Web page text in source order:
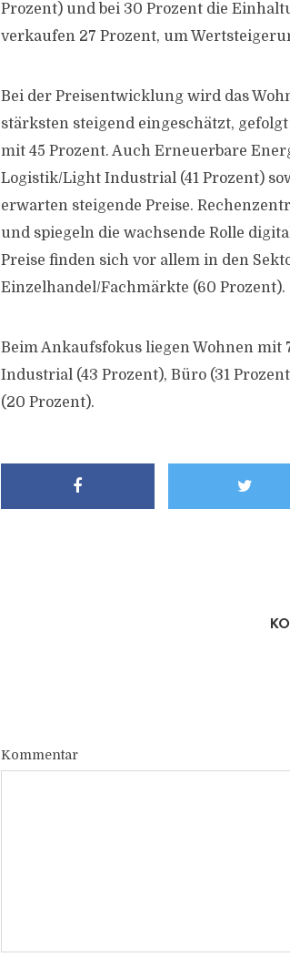
Prozent) und bei 30 Prozent die
verkaufen 27 Prozent, um
Bei der Preisentwicklung wird das
stärksten steigend eingeschätzt,
mit 45 Prozent. Auch Erneuerbare
Logistik/Light Industrial (41 Prozent)
erwarten steigende Preise.
und spiegeln die wachsende Rolle
Preise finden sich vor allem in den
Einzelhandel/Fachmärkte (60 Prozent).
Beim Ankaufsfokus liegen Wohnen
Industrial (43 Prozent), Büro (31
(20 Prozent).
Kommentar